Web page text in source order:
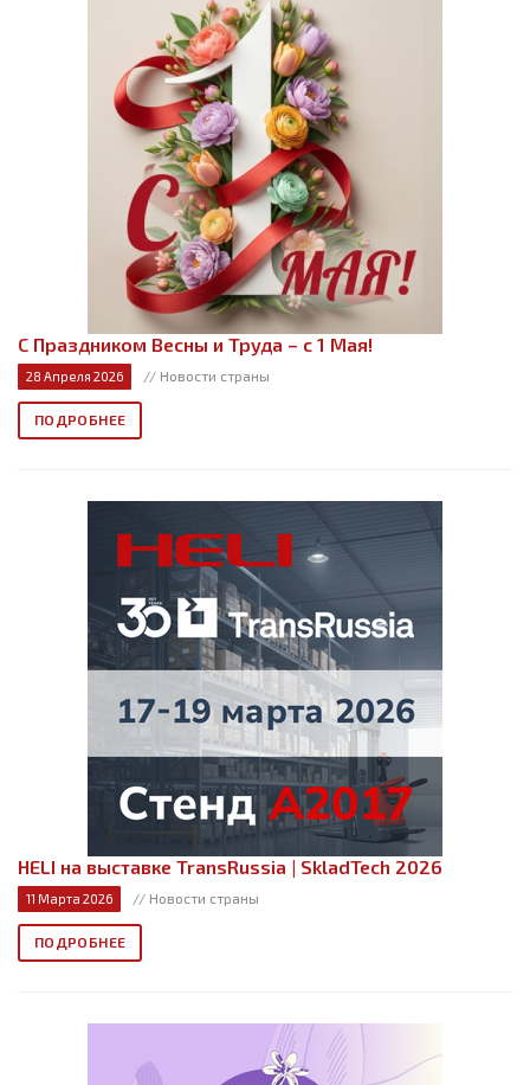
С Праздником Весны и Труда – с 1 Мая!
28 Апреля 2026 // Новости страны
ПОДРОБНЕЕ
HELI на выставке TransRussia | SkladTech 2026
11 Марта 2026 // Новости страны
ПОДРОБНЕЕ